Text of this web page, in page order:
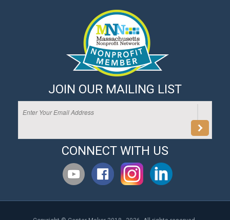
JOIN OUR MAILING LIST
CONNECT WITH US